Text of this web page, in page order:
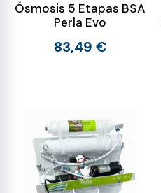
Ósmosis 5 Etapas BSA
Perla Evo
83,49 €